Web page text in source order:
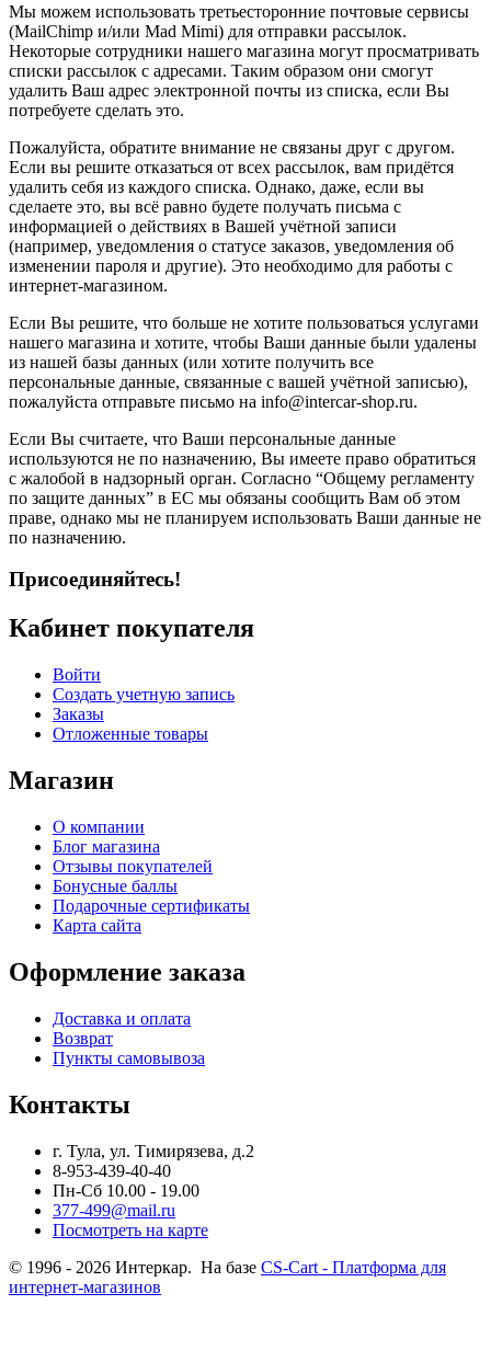
Мы можем использовать третьесторонние почтовые сервисы
(MailChimp и/или Mad Mimi) для отправки рассылок.
Некоторые сотрудники нашего магазина могут просматривать
списки рассылок с адресами. Таким образом они смогут
удалить Ваш адрес электронной почты из списка, если Вы
потребуете сделать это.
Пожалуйста, обратите внимание не связаны друг с другом.
Если вы решите отказаться от всех рассылок, вам придётся
удалить себя из каждого списка. Однако, даже, если вы
сделаете это, вы всё равно будете получать письма с
информацией о действиях в Вашей учётной записи
(например, уведомления о статусе заказов, уведомления об
изменении пароля и другие). Это необходимо для работы с
интернет-магазином.
Если Вы решите, что больше не хотите пользоваться услугами
нашего магазина и хотите, чтобы Ваши данные были удалены
из нашей базы данных (или хотите получить все
персональные данные, связанные с вашей учётной записью),
пожалуйста отправьте письмо на info@intercar-shop.ru.
Если Вы считаете, что Ваши персональные данные
используются не по назначению, Вы имеете право обратиться
с жалобой в надзорный орган. Согласно “Общему регламенту
по защите данных” в ЕС мы обязаны сообщить Вам об этом
праве, однако мы не планируем использовать Ваши данные не
по назначению.
Присоединяйтесь!
Кабинет покупателя
Войти
Создать учетную запись
Заказы
Отложенные товары
Магазин
О компании
Блог магазина
Отзывы покупателей
Бонусные баллы
Подарочные сертификаты
Карта сайта
Оформление заказа
Доставка и оплата
Возврат
Пункты самовывоза
Контакты
г. Тула, ул. Тимирязева, д.2
8-953-439-40-40
Пн-Сб 10.00 - 19.00
377-499@mail.ru
Посмотреть на карте
© 1996 - 2026 Интеркар. На базе CS-Cart - Платформа для
интернет-магазинов